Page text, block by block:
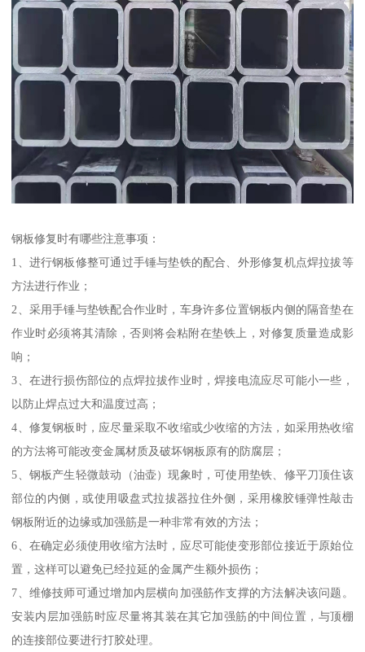
钢板修复时有哪些注意事项：
1、进行钢板修整可通过手锤与垫铁的配合、外形修复机点焊拉拔等
方法进行作业；
2、采用手锤与垫铁配合作业时，车身许多位置钢板内侧的隔音垫在
作业时必须将其清除，否则将会粘附在垫铁上，对修复质量造成影
响；
3、在进行损伤部位的点焊拉拔作业时，焊接电流应尽可能小一些，
以防止焊点过大和温度过高；
4、修复钢板时，应尽量采取不收缩或少收缩的方法，如采用热收缩
的方法将可能改变金属材质及破坏钢板原有的防腐层；
5、钢板产生轻微鼓动（油壶）现象时，可使用垫铁、修平刀顶住该
部位的内侧，或使用吸盘式拉拔器拉住外侧，采用橡胶锤弹性敲击
钢板附近的边缘或加强筋是一种非常有效的方法；
6、在确定必须使用收缩方法时，应尽可能使变形部位接近于原始位
置，这样可以避免已经拉延的金属产生额外损伤；
7、维修技师可通过增加内层横向加强筋作支撑的方法解决该问题。
安装内层加强筋时应尽量将其装在其它加强筋的中间位置，与顶棚
的连接部位要进行打胶处理。